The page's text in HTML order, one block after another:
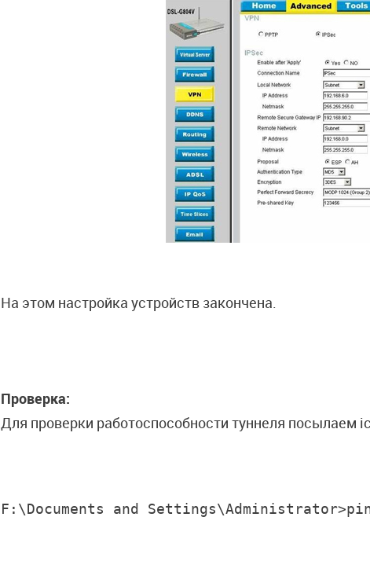
На этом настройка устройств закончена.
Проверка:
Для проверки работоспособности туннеля посылаем
F:\Documents and